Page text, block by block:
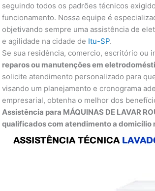
seguindo todos os padrões técnicos
funcionamento. Nossa equipe é
objetivando sempre uma assistência de
e agilidade na cidade de Itu-SP.
Se sua residência, comercio, escritório ou
reparos ou manutenções em
solicite atendimento personalizado para
visando um planejamento e cronograma
empresarial, obtenha o melhor dos
Assistência para MÁQUINAS DE LAVAR
qualificados com atendimento a domicílio